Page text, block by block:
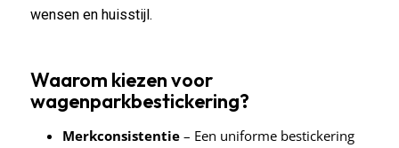
wensen en huisstijl.
Waarom kiezen voor
wagenparkbestickering?
Merkconsistentie – Een uniforme bestickering